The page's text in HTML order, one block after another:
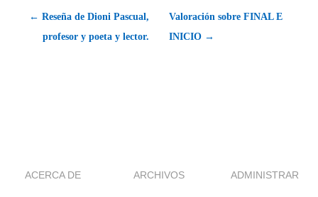
← Reseña de Dioni Pascual,
profesor y poeta y lector.
Valoración sobre FINAL E
INICIO →
ACERCA DE ARCHIVOS ADMINISTRAR